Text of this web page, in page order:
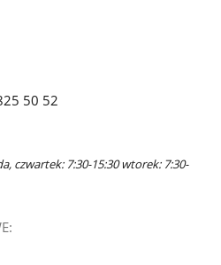
50 52
czwartek: 7:30-15:30 wtorek: 7:30-